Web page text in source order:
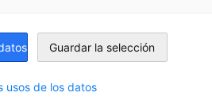
Socios
Beneficios de la Asociación
Guía de Beneficios AHK
Guardar la selección
usos de los datos